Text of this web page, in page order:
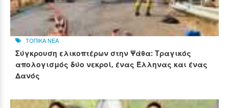
ΤΟΠΙΚΑ ΝΕΑ
Σύγκρουση ελικοπτέρων στην Ψάθα: Τραγικός
απολογισμός δύο νεκροί, ένας Έλληνας και ένας
Δανός